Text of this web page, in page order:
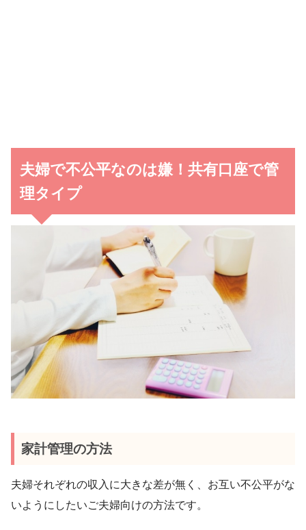
夫婦で不公平なのは嫌！共有口座で管
理タイプ
家計管理の方法
夫婦それぞれの収入に大きな差が無く、お互い不公平がな
いようにしたいご夫婦向けの方法です。